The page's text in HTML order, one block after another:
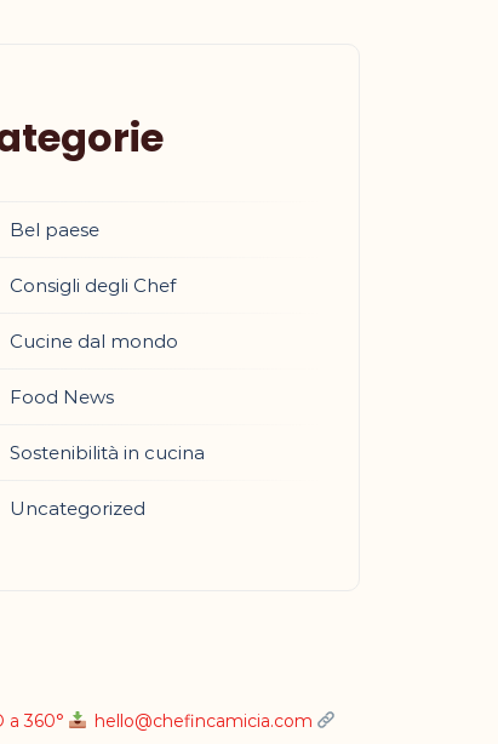
Bel paese
Consigli degli Chef
Cucine dal mondo
Food News
Sostenibilità in cucina
Uncategorized
a 360°
hello@chefincamicia.com